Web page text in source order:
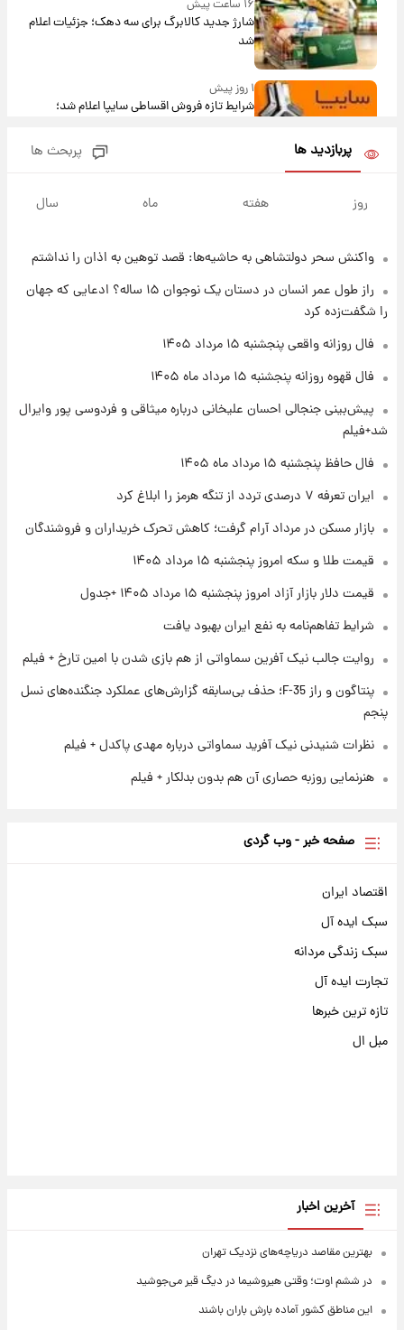
۱۶ ساعت پیش
شارژ جدید کالابرگ برای سه دهک؛ جزئیات اعلام
شد
۱ روز پیش
شرایط تازه فروش اقساطی سایپا اعلام شد؛
قیمت سکه و طلا فردا
۲۲ ساعت پیش
۲۳ ساعت پیش
ارزش سهام عدالت برای امروز چهارشنبه ۱۴ مرداد
۱ روز پیش
نام خودرو، مبلغ پیش پرداخت و زمان تحویل |
سود مشارکت چند درصد است؟
پربازدید ها پربحث ها
روز هفته ماه سال
واکنش سحر دولتشاهی به حاشیه‌ها: قصد توهین به اذان را نداشتم
راز طول عمر انسان در دستان یک نوجوان ۱۵ ساله؟ ادعایی که جهان
را شگفت‌زده کرد
فال روزانه واقعی پنجشنبه ۱۵ مرداد ۱۴۰۵
فال قهوه روزانه پنجشنبه ۱۵ مرداد ماه ۱۴۰۵
پیش‌بینی جنجالی احسان علیخانی درباره میثاقی و فردوسی پور وایرال
شد+فیلم
فال حافظ پنجشنبه ۱۵ مرداد ماه ۱۴۰۵
ایران تعرفه ۷ درصدی تردد از تنگه هرمز را ابلاغ کرد
بازار مسکن در مرداد آرام گرفت؛ کاهش تحرک خریداران و فروشندگان
قیمت طلا و سکه امروز پنجشنبه ۱۵ مرداد ۱۴۰۵
قیمت دلار بازار آزاد امروز پنجشنبه ۱۵ مرداد ۱۴۰۵ +جدول
شرایط تفاهم‌نامه به نفع ایران بهبود یافت
روایت جالب نیک آفرین سماواتی از هم بازی شدن با امین تارخ + فیلم
پنتاگون و راز F-35؛ حذف بی‌سابقه گزارش‌های عملکرد جنگنده‌های نسل
پنجم
نظرات شنیدنی نیک آفرید سماواتی درباره مهدی پاکدل + فیلم
هنرنمایی روزبه حصاری آن هم بدون بدلکار + فیلم
صفحه خبر - وب گردی
اقتصاد ایران
سبک ایده آل
سبک زندگی مردانه
تجارت ایده آل
تازه ترین خبرها
مبل ال
آخرین اخبار
بهترین مقاصد دریاچه‌های نزدیک تهران
در ششم اوت؛ وقتی هیروشیما در دیگ قیر می‌جوشید
این مناطق کشور آماده بارش باران باشند